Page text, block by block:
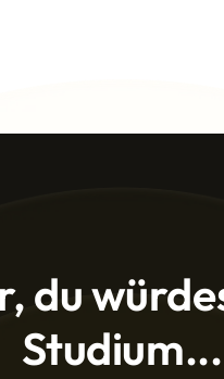
du
Studium...